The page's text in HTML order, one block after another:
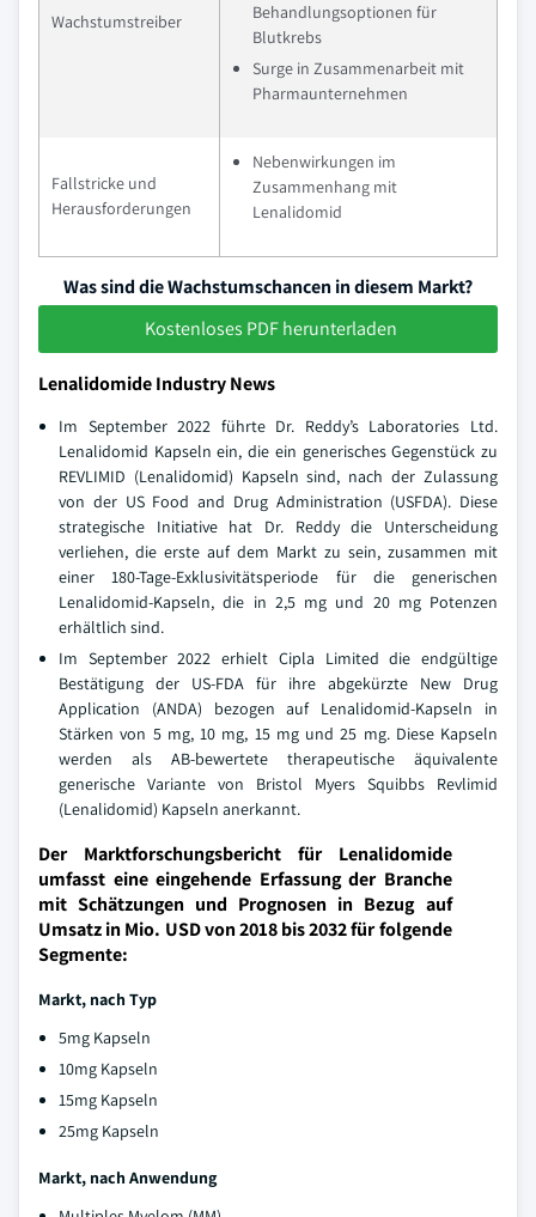
Wachstumstreiber
Behandlungsoptionen für
Blutkrebs
Surge in Zusammenarbeit mit
Pharmaunternehmen
Fallstricke und
Herausforderungen
Nebenwirkungen im
Zusammenhang mit
Lenalidomid
Was sind die Wachstumschancen in diesem Markt?
Kostenloses PDF herunterladen
Lenalidomide Industry News
Im September 2022 führte Dr. Reddy’s Laboratories Ltd.
Lenalidomid Kapseln ein, die ein generisches Gegenstück zu
REVLIMID (Lenalidomid) Kapseln sind, nach der Zulassung
von der US Food and Drug Administration (USFDA). Diese
strategische Initiative hat Dr. Reddy die Unterscheidung
verliehen, die erste auf dem Markt zu sein, zusammen mit
einer 180-Tage-Exklusivitätsperiode für die generischen
Lenalidomid-Kapseln, die in 2,5 mg und 20 mg Potenzen
erhältlich sind.
Im September 2022 erhielt Cipla Limited die endgültige
Bestätigung der US-FDA für ihre abgekürzte New Drug
Application (ANDA) bezogen auf Lenalidomid-Kapseln in
Stärken von 5 mg, 10 mg, 15 mg und 25 mg. Diese Kapseln
werden als AB-bewertete therapeutische äquivalente
generische Variante von Bristol Myers Squibbs Revlimid
(Lenalidomid) Kapseln anerkannt.
Der Marktforschungsbericht für Lenalidomide
umfasst eine eingehende Erfassung der Branche
mit Schätzungen und Prognosen in Bezug auf
Umsatz in Mio. USD von 2018 bis 2032 für folgende
Segmente:
Markt, nach Typ
5mg Kapseln
10mg Kapseln
15mg Kapseln
25mg Kapseln
Markt, nach Anwendung